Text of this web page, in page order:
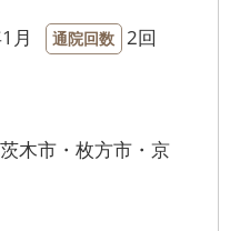
月 通院回数 2回
木市・枚方市・京